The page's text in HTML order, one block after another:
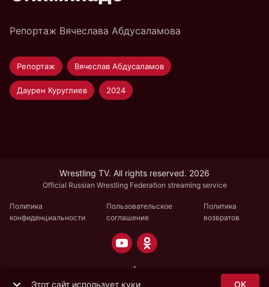
Репортаж Вячеслава Абдусаламова
Репортаж Вячеслав Абдусаламов
Даурен Куруглиев 2024
Wrestling TV. All rights reserved. 2026
Official Russian Wrestling Federation streaming service
Политика
конфиденциальности
Пользовательское
соглашение
Политика
возвратов
Этот сайт использует куки OK